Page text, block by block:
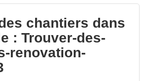
votes
chantiers dans
: Trouver-des-
renovation-